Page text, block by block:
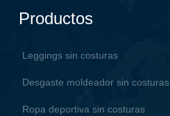
Productos
Leggings sin costuras
Desgaste moldeador sin costuras
Ropa deportiva sin costuras